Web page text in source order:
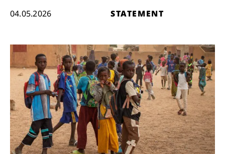
04.05.2026 STATEMENT